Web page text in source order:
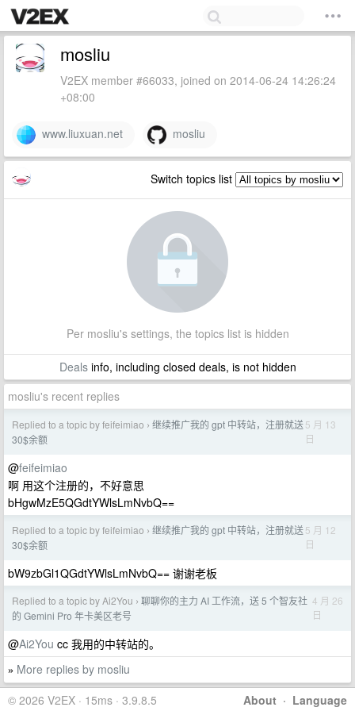
mosliu
V2EX member #66033, joined on 2014-06-24 14:26:24
+08:00
www.liuxuan.net mosliu
Switch topics list
Per mosliu's settings, the topics list is hidden
Dealsinfo, including closed deals, is not hidden
mosliu's recent replies
Replied to a topic by feifeimiao › 继续推广我的 gpt 中转站，注册就送
30$余额
5 月 13
日
@feifeimiao
啊 用这个注册的，不好意思
bHgwMzE5QGdtYWlsLmNvbQ==
Replied to a topic by feifeimiao › 继续推广我的 gpt 中转站，注册就送
30$余额
5 月 12
日
bW9zbGl1QGdtYWlsLmNvbQ== 谢谢老板
Replied to a topic by Ai2You › 聊聊你的主力 AI 工作流，送 5 个智友社
的 Gemini Pro 年卡美区老号
4 月 26
日
@Ai2You cc 我用的中转站的。
» More replies by mosliu
About · Language
© 2026 V2EX · 15ms · 3.9.8.5